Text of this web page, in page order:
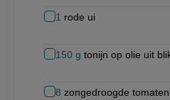
1 rode ui
150 g tonijn op olie uit
8 zongedroogde